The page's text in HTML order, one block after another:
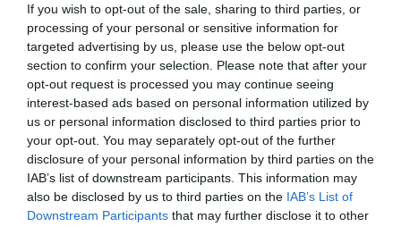
If you wish to opt-out of the sale, sharing to third parties, or
processing of your personal or sensitive information for
targeted advertising by us, please use the below opt-out
section to confirm your selection. Please note that after your
opt-out request is processed you may continue seeing
interest-based ads based on personal information utilized by
us or personal information disclosed to third parties prior to
your opt-out. You may separately opt-out of the further
disclosure of your personal information by third parties on the
IAB’s list of downstream participants. This information may
also be disclosed by us to third parties on the IAB’s List of
Downstream Participants that may further disclose it to other
Jeremy Hansen…